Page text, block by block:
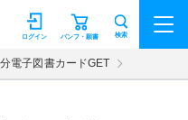
パンフ・願書
ログイン 検索
電子図書カードGET